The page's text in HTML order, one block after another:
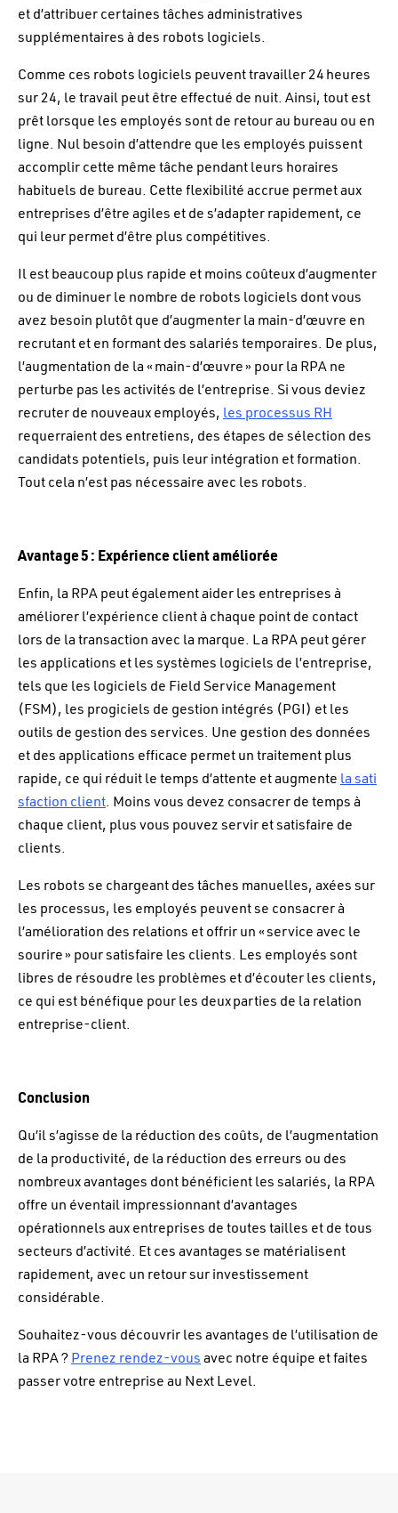
et d’attribuer certaines tâches administratives
supplémentaires à des robots logiciels.
Comme ces robots logiciels peuvent travailler 24 heures
sur 24, le travail peut être effectué de nuit. Ainsi, tout est
prêt lorsque les employés sont de retour au bureau ou en
ligne. Nul besoin d’attendre que les employés puissent
accomplir cette même tâche pendant leurs horaires
habituels de bureau. Cette flexibilité accrue permet aux
entreprises d’être agiles et de s’adapter rapidement, ce
qui leur permet d’être plus compétitives.
Il est beaucoup plus rapide et moins coûteux d’augmenter
ou de diminuer le nombre de robots logiciels dont vous
avez besoin plutôt que d’augmenter la main-d’œuvre en
recrutant et en formant des salariés temporaires. De plus,
l’augmentation de la « main-d’œuvre » pour la RPA ne
perturbe pas les activités de l’entreprise. Si vous deviez
recruter de nouveaux employés, les processus RH
requerraient des entretiens, des étapes de sélection des
candidats potentiels, puis leur intégration et formation.
Tout cela n’est pas nécessaire avec les robots.
Avantage 5 : Expérience client améliorée
Enfin, la RPA peut également aider les entreprises à
améliorer l’expérience client à chaque point de contact
lors de la transaction avec la marque. La RPA peut gérer
les applications et les systèmes logiciels de l’entreprise,
tels que les logiciels de Field Service Management
(FSM), les progiciels de gestion intégrés (PGI) et les
outils de gestion des services. Une gestion des données
et des applications efficace permet un traitement plus
rapide, ce qui réduit le temps d’attente et augmente la sati
sfaction client . Moins vous devez consacrer de temps à
chaque client, plus vous pouvez servir et satisfaire de
clients.
Les robots se chargeant des tâches manuelles, axées sur
les processus, les employés peuvent se consacrer à
l’amélioration des relations et offrir un « service avec le
sourire » pour satisfaire les clients. Les employés sont
libres de résoudre les problèmes et d’écouter les clients,
ce qui est bénéfique pour les deux parties de la relation
entreprise-client.
Conclusion
Qu’il s’agisse de la réduction des coûts, de l’augmentation
de la productivité, de la réduction des erreurs ou des
nombreux avantages dont bénéficient les salariés, la RPA
offre un éventail impressionnant d’avantages
opérationnels aux entreprises de toutes tailles et de tous
secteurs d’activité. Et ces avantages se matérialisent
rapidement, avec un retour sur investissement
considérable.
Souhaitez-vous découvrir les avantages de l’utilisation de
la RPA ?Prenez rendez-vousavec notre équipe et faites
passer votre entreprise au Next Level.